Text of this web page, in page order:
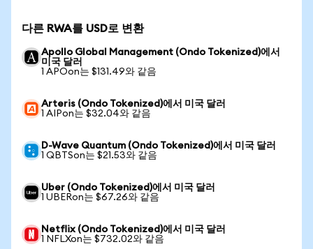
다른 RWA를 USD로 변환
Apollo Global Management (Ondo Tokenized)에서
미국 달러
1 APOon는 $131.49와 같음
Arteris (Ondo Tokenized)에서 미국 달러
1 AIPon는 $32.04와 같음
D-Wave Quantum (Ondo Tokenized)에서 미국 달러
1 QBTSon는 $21.53와 같음
Uber (Ondo Tokenized)에서 미국 달러
1 UBERon는 $67.26와 같음
Netflix (Ondo Tokenized)에서 미국 달러
1 NFLXon는 $732.02와 같음